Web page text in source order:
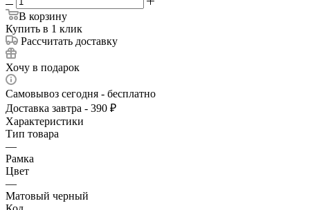
В корзину
Купить в 1 клик
Рассчитать доставку
Хочу в подарок
Самовывоз сегодня - бесплатно
Доставка завтра - 390 ₽
Характеристики
Тип товара
—
Рамка
Цвет
—
Матовый черный